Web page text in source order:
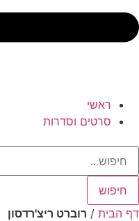
ראשי
סרטים וסדרות
חיפוש
דף הבית / רוברט ריצ'רדסון